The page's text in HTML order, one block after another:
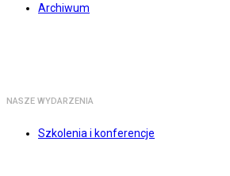
Archiwum
NASZE WYDARZENIA
Szkolenia i konferencje